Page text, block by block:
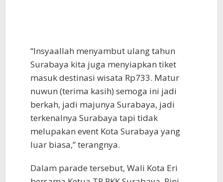
“Insyaallah menyambut ulang tahun
Surabaya kita juga menyiapkan tiket
masuk destinasi wisata Rp733. Matur
nuwun (terima kasih) semoga ini jadi
berkah, jadi majunya Surabaya, jadi
terkenalnya Surabaya tapi tidak
melupakan event Kota Surabaya yang
luar biasa,” terangnya.
Dalam parade tersebut, Wali Kota Eri